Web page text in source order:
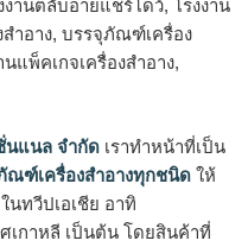
านตลับอายแชร์โดว์, โรงงาน
ำอาง, บรรจุภัณฑ์เครื่อง
นแพ็คเกจเครื่องสำอาง,
นแนล จำกัด เราทำหน้าที่เป็น
ฑ์เครื่องสำอางทุกชนิด ให้
ทวีปเอเชีย อาทิ
เกาหลี เป็นต้น โดยสินค้าที่